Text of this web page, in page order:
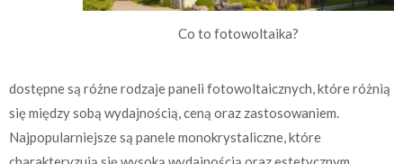
Co to fotowoltaika?
dostępne są różne rodzaje paneli fotowoltaicznych, które różnią
się między sobą wydajnością, ceną oraz zastosowaniem.
Najpopularniejsze są panele monokrystaliczne, które